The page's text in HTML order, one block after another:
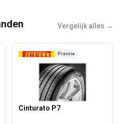
Vergelijk alles →
Premie
Cinturato P7